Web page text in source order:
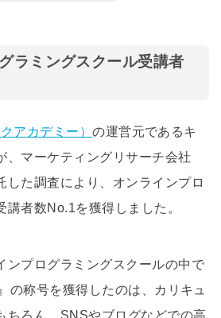
ラミングスクール受講者
アカデミー）の運営元であるキ
、マーケティングリサーチ会社
した調査により、オンラインプロ
講者数No.1を獲得しました。
ンプログラミングスクールの中で
の称号を獲得したのは、カリキュ
ちろん、SNSやブログなどでの高